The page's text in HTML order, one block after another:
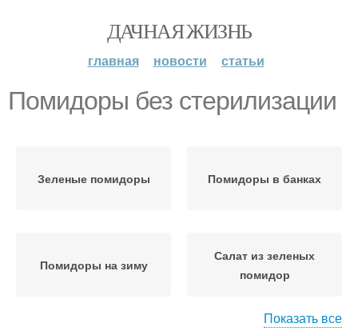
ДАЧНАЯ ЖИЗНЬ
главная новости статьи
Помидоры без стерилизации
Зеленые помидоры Помидоры в банках
Помидоры на зиму
Салат из зеленых
помидор
Показать все